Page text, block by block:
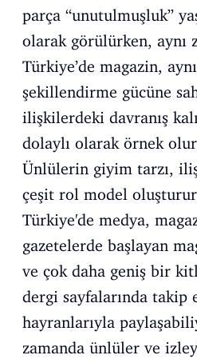
parça “unutulmuşluk”
olarak görülürken, aynı
Türkiye’de magazin,
şekillendirme gücüne
ilişkilerdeki davranış
dolaylı olarak örnek
Ünlülerin giyim tarzı,
çeşit rol model
Türkiye'de medya,
gazetelerde başlayan
ve çok daha geniş bir
dergi sayfalarında takip
hayranlarıyla
zamanda ünlüler ve